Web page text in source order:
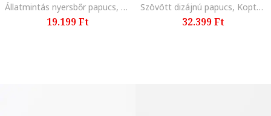
Állatmintás nyersbőr papucs, Fekete/Barna
19.199 Ft
Szövött dizájnú papucs, Koptatott fekete
32.399 Ft